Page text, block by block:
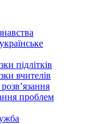
підлітків
вчителів
проблем